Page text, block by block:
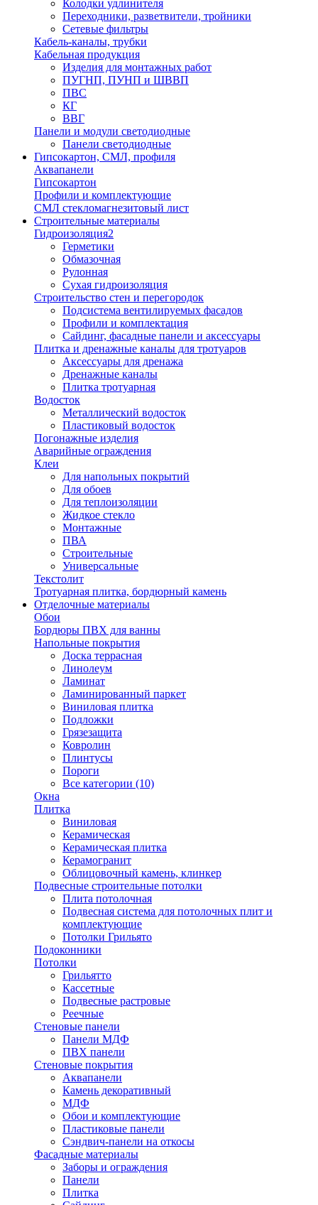
Колодки удлинителя
Переходники, разветвители, тройники
Сетевые фильтры
Кабель-каналы, трубки
Кабельная продукция
Изделия для монтажных работ
ПУГНП, ПУНП и ШВВП
ПВС
КГ
ВВГ
Панели и модули светодиодные
Панели светодиодные
Гипсокартон, СМЛ, профиля
Аквапанели
Гипсокартон
Профили и комплектующие
СМЛ стекломагнезитовый лист
Строительные материалы
Гидроизоляция2
Герметики
Обмазочная
Рулонная
Сухая гидроизоляция
Строительство стен и перегородок
Подсистема вентилируемых фасадов
Профили и комплектация
Сайдинг, фасадные панели и аксессуары
Плитка и дренажные каналы для тротуаров
Аксессуары для дренажа
Дренажные каналы
Плитка тротуарная
Водосток
Металлический водосток
Пластиковый водосток
Погонажные изделия
Аварийные ограждения
Клеи
Для напольных покрытий
Для обоев
Для теплоизоляции
Жидкое стекло
Монтажные
ПВА
Строительные
Универсальные
Текстолит
Тротуарная плитка, бордюрный камень
Отделочные материалы
Обои
Бордюры ПВХ для ванны
Напольные покрытия
Доска террасная
Линолеум
Ламинат
Ламинированный паркет
Виниловая плитка
Подложки
Грязезащита
Ковролин
Плинтусы
Пороги
Все категории (10)
Окна
Плитка
Виниловая
Керамическая
Керамическая плитка
Керамогранит
Облицовочный камень, клинкер
Подвесные строительные потолки
Плита потолочная
Подвесная система для потолочных плит и
комплектующие
Потолки Грильято
Подоконники
Потолки
Грильятто
Кассетные
Подвесные растровые
Реечные
Стеновые панели
Панели МДФ
ПВХ панели
Стеновые покрытия
Аквапанели
Камень декоративный
МДФ
Обои и комплектующие
Пластиковые панели
Сэндвич-панели на откосы
Фасадные материалы
Заборы и ограждения
Панели
Плитка